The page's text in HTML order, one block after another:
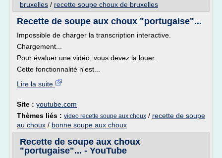
bruxelles / recette soupe choux de bruxelles
Recette de soupe aux choux "portugaise"...
Impossible de charger la transcription interactive.
Chargement...
Pour évaluer une vidéo, vous devez la louer.
Cette fonctionnalité n'est...
Lire la suite
Site : youtube.com
Thèmes liés : video recette soupe aux choux / recette de soupe
au choux / bonne soupe aux choux
Recette de soupe aux choux
"portugaise"... - YouTube